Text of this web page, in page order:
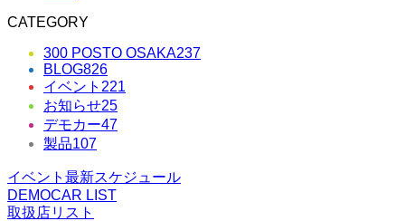
CATEGORY
300 POSTO OSAKA237
BLOG826
イベント 221
お知らせ25
デモカー47
製品107
イベント最新スケジュール
DEMOCAR LIST
取扱店リスト